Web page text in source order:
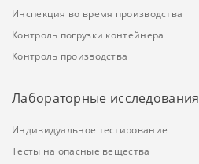
Инспекция во время производства
Контроль погрузки контейнера
Контроль производства
Лабораторные исследования
Индивидуальное тестирование
Тесты на опасные вещества